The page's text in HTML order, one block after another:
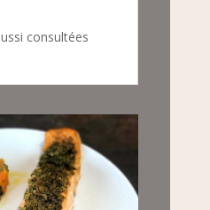
consultées